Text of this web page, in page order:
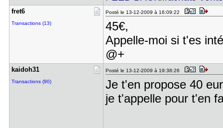
fret6
Transactions (13)
Posté le 13-12-2009 à 16:09:22
45€,
Appelle-moi si t'es
@+
kaidoh31
Transactions (90)
Posté le 13-12-2009 à 19:38:26
Je t'en propose 40
je t'appelle pour t'en